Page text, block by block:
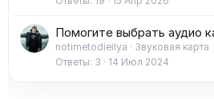
Помогите выбрать аудио
notimetodieilya
Звуковая карта
Ответы 3 14 Июл 2024